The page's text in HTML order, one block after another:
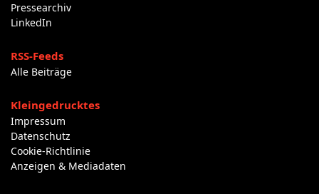
Pressearchiv
LinkedIn
RSS-Feeds
Alle Beiträge
Kleingedrucktes
Impressum
Datenschutz
Cookie-Richtlinie
Anzeigen & Mediadaten